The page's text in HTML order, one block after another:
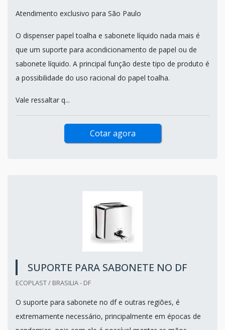
Atendimento exclusivo para São Paulo
O dispenser papel toalha e sabonete líquido nada mais é
que um suporte para acondicionamento de papel ou de
sabonete líquido. A principal função deste tipo de produto é
a possibilidade do uso racional do papel toalha.
Vale ressaltar q...
Cotar agora
SUPORTE PARA SABONETE NO DF
ECOPLAST / BRASILIA - DF
O suporte para sabonete no df e outras regiões, é
extremamente necessário, principalmente em épocas de